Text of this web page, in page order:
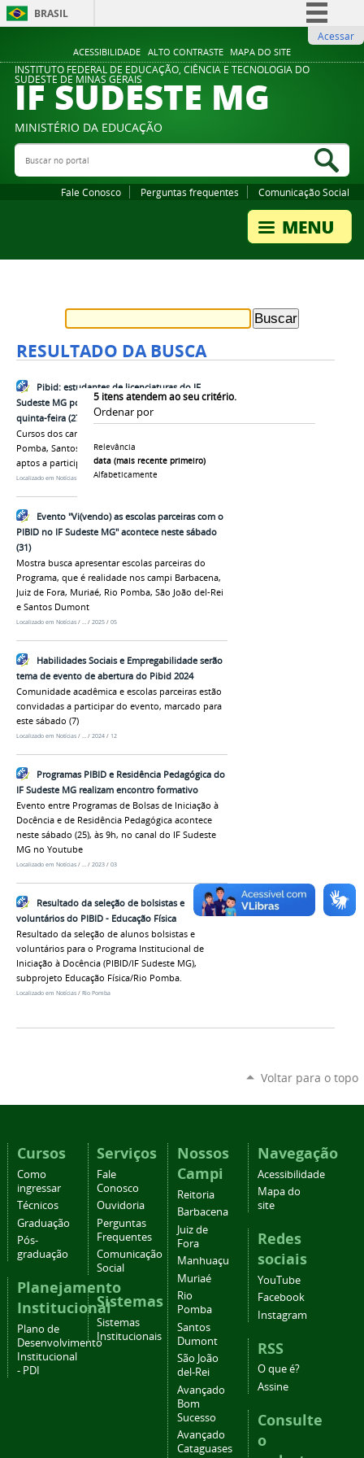
ACESSIBILIDADE ALTO CONTRASTE MAPA DO SITE
BRASIL
Comunica BR
Participe
Legislação
Acessar
INSTITUTO FEDERAL DE EDUCAÇÃO, CIÊNCIA E TECNOLOGIA DO
SUDESTE DE MINAS GERAIS
IF SUDESTE MG
MINISTÉRIO DA EDUCAÇÃO
Buscar no portal
Fale Conosco Perguntas frequentes Comunicação Social
RESULTADO DA BUSCA
5itens atendem ao seu critério.
Ordenar por
Relevância
data (mais recente primeiro)
Alfabeticamente
Pibid: estudantes de licenciaturas do IF
Sudeste MG poderão se inscrever a partir desta
quinta-feira (27)
Cursos dos campi Barbacena, Juiz de Fora, Rio
Pomba, Santos Dumont, São João del-Rei estão
aptos a participar da seleção
Localizado em Notícias 2025 /11
Evento "Vi(vendo) as escolas parceiras com o
PIBID no IF Sudeste MG" acontece neste sábado
(31)
Mostra busca apresentar escolas parceiras do
Programa, que é realidade nos campi Barbacena,
Juiz de Fora, Muriaé, Rio Pomba, São João del-Rei
e Santos Dumont
Localizado em Notícias / / 2025 / 05
Habilidades Sociais e Empregabilidade serão
tema de evento de abertura do Pibid 2024
Comunidade acadêmica e escolas parceiras estão
convidadas a participar do evento, marcado para
este sábado (7)
Localizado em Notícias / / 2024 / 12
Programas PIBID e Residência Pedagógica do
IF Sudeste MG realizam encontro formativo
Evento entre Programas de Bolsas de Iniciação à
Docência e de Residência Pedagógica acontece
neste sábado (25), às 9h, no canal do IF Sudeste
MG no Youtube
Localizado em Notícias / … / 2023 / 03
Resultado da seleção de bolsistas e
voluntários do PIBID - Educação Física
Resultado da seleção de alunos bolsistas e
voluntários para o Programa Institucional de
Iniciação à Docência (PIBID/IF Sudeste MG),
subprojeto Educação Física/Rio Pomba.
Localizado em Notícias / Rio Pomba
Voltar para o topo
Cursos
Como
ingressar
Técnicos
Graduação
Pós-
graduação
Planejamento
Institucional
Plano de
Desenvolvimento
Institucional
- PDI
Serviços
Fale
Conosco
Ouvidoria
Perguntas
Frequentes
Comunicação
Social
Sistemas
Sistemas
Institucionais
Nossos
Campi
Reitoria
Barbacena
Juiz de
Fora
Manhuaçu
Muriaé
Rio
Pomba
Santos
Dumont
São João
del-Rei
Avançado
Bom
Sucesso
Avançado
Cataguases
Navegação
Acessibilidade
Mapa do
site
Redes
sociais
YouTube
Facebook
Instagram
RSS
O que é?
Assine
Consulte
o